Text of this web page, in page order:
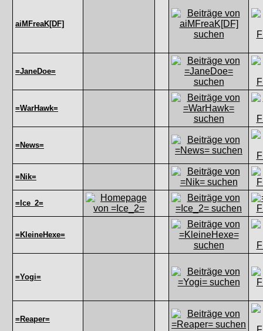
aiMFreaK[DF]
=JaneDoe=
=WarHawk=
=News=
=Nik=
=Ice_2=
=KleineHexe=
=Yogi=
=Reaper=